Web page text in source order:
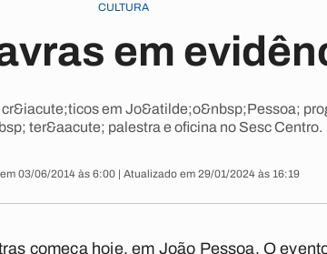
CULTURA
em
em Jo&atilde;o&nbsp;Pessoa;
ter&aacute; palestra e oficina no Sesc Centro.
03/06/2014 às 6:00 | Atualizado em 29/01/2024 às 16:19
começa hoje, em João Pessoa. O